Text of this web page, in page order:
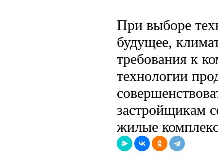
При выборе
будущее,
требования к
технологии
застройщикам
жилые